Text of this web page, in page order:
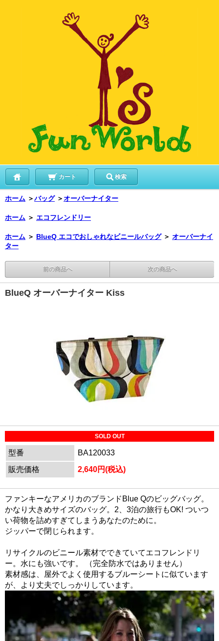
カート 検索
ホーム ＞バッグ ＞オーバーナイター
ホーム ＞ エコフレンドリー
ホーム ＞ BlueQ エコでおしゃれなビニールバッグ ＞ オーバーナイ
ター
前の商品へ 次の商品へ
BlueQ オーバーナイター Kiss
SOLD OUT
型番
BA120033
販売価格
2,640円(税込)
ファンキーなアメリカのブランドBlue Qのビッグバッグ。
かなり大きめサイズのバッグ。2、3泊の旅行もOK! ついつ
い荷物を詰めすぎてしまうあなたのために。
ジッパーで閉じられます。
リサイクルのビニール素材でできていてエコフレンドリ
ー。水にも強いです。 （完全防水ではありません）
素材感は、屋外でよく使用するブルーシートに似ています
が、より丈夫でしっかりしています。